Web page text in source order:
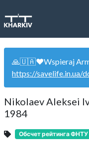
🙏🇺🇦❤️Wspieraj
https://savelife.in.ua/
Nikolaev Aleksei
1984
Обсчет рейтинга ФНТУ